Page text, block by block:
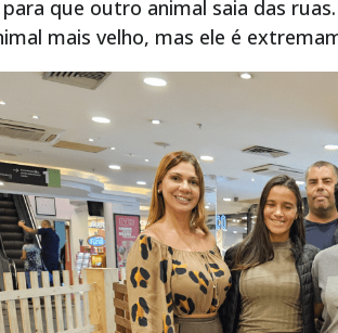
que outro animal saia das
mais velho, mas ele é